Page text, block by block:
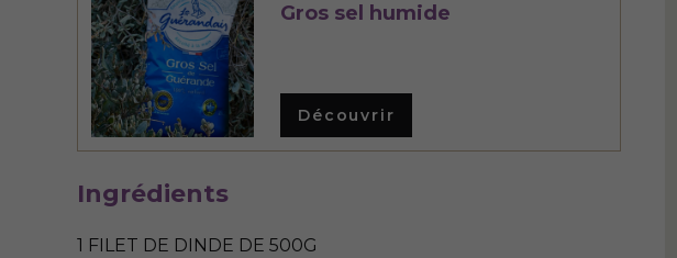
Gros sel humide
Découvrir
Ingrédients
1 FILET DE DINDE DE 500G